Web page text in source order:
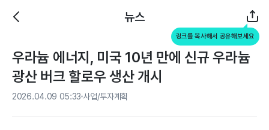
뉴스
링크를 복사해서 공유해보세요
우라늄 에너지, 미국 10년 만에 신규 우라늄
광산 버크 할로우 생산 개시
2026.04.09 05:33 사업/투자계획